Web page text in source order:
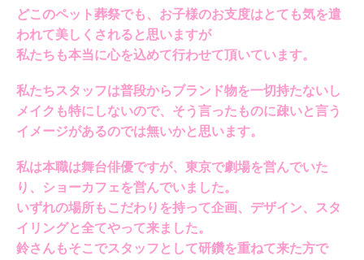
どこのペット葬祭でも、お子様のお支度はとても気を遣
われて美しくされると思いますが
私たちも本当に心を込めて行わせて頂いています。
私たちスタッフは普段からブランド物を一切持たないし
メイクも特にしないので、そう言ったものに疎いと言う
イメージがあるのでは無いかと思います。
私は本職は舞台俳優ですが、東京で劇場を営んでいた
り、ショーカフェを営んでいました。
いずれの場所もこだわりを持って企画、デザイン、スタ
イリングと全てやって来ました。
鈴さんもそこでスタッフとして研鑽を重ねて来た方で